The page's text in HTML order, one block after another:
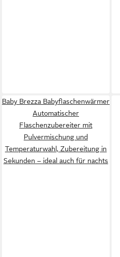
Baby Brezza Babyflaschenwärmer
Automatischer
Flaschenzubereiter mit
Pulvermischung und
Temperaturwahl, Zubereitung in
Sekunden – ideal auch für nachts